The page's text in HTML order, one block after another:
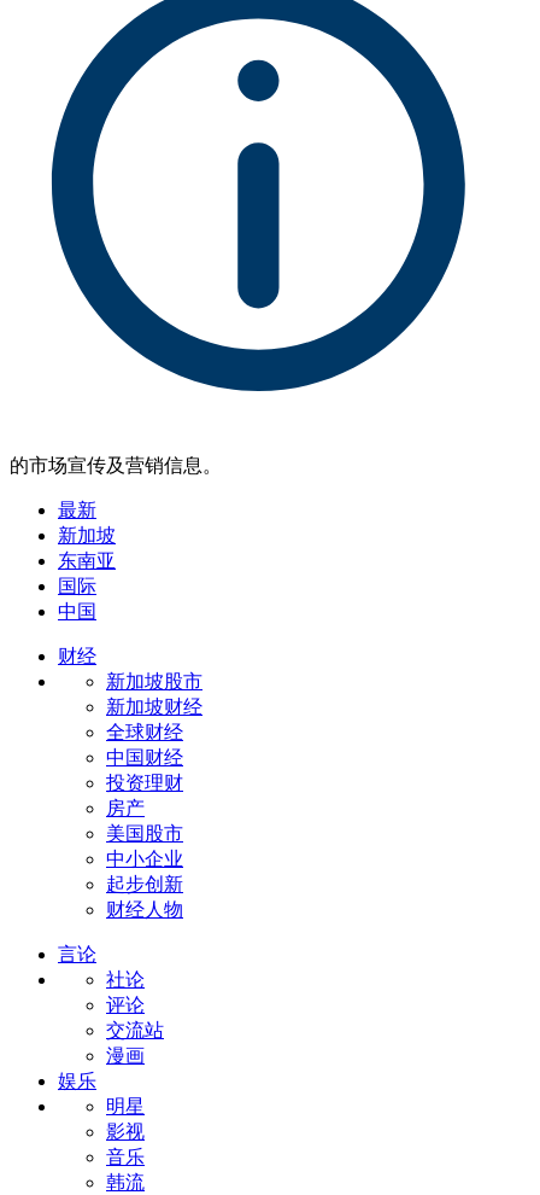
的市场宣传及营销信息。
最新
新加坡
东南亚
国际
中国
财经
新加坡股市
新加坡财经
全球财经
中国财经
投资理财
房产
美国股市
中小企业
起步创新
财经人物
言论
社论
评论
交流站
漫画
娱乐
明星
影视
音乐
韩流